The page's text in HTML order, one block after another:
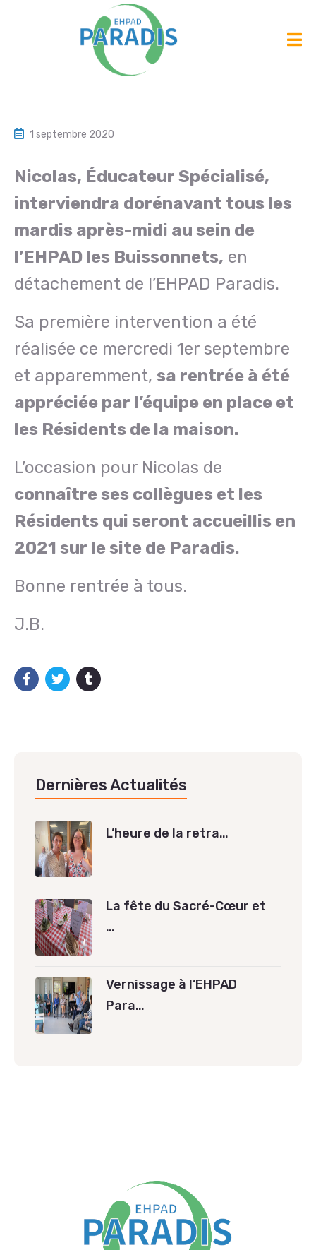
1 septembre 2020
Nicolas, Éducateur Spécialisé,
interviendra dorénavant tous les
mardis après-midi au sein de
l’EHPAD les Buissonnets, en
détachement de l’EHPAD Paradis.
Sa première intervention a été
réalisée ce mercredi 1er septembre
et apparemment, sa rentrée à été
appréciée par l’équipe en place et
les Résidents de la maison.
L’occasion pour Nicolas de
connaître ses collègues et les
Résidents qui seront accueillis en
2021 sur le site de Paradis.
Bonne rentrée à tous.
J.B.
Dernières Actualités
L’heure de la retra…
La fête du Sacré-Cœur et
…
Vernissage à l’EHPAD
Para…